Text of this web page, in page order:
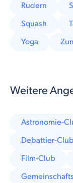
Rudern
Squash
Yoga
Weitere
Astronomie-
Debattier-Club
Film-Club